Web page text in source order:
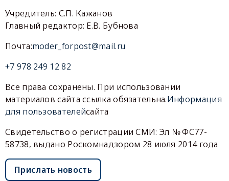
Учредитель: С.П. Кажанов
Главный редактор: Е.В. Бубнова
Почта:moder_forpost@mail.ru
+7 978 249 12 82
Все права сохранены. При использовании
материалов сайта ссылка обязательна.Информация
для пользователейсайта
Свидетельство о регистрации СМИ: Эл № ФС77-
58738, выдано Роскомнадзором 28 июля 2014 года
Прислать новость